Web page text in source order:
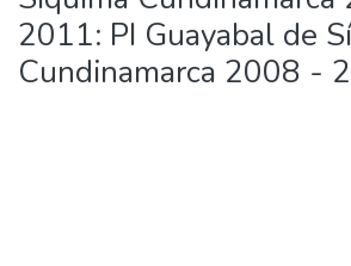
2011: PI Guayabal de
Cundinamarca 2008 -